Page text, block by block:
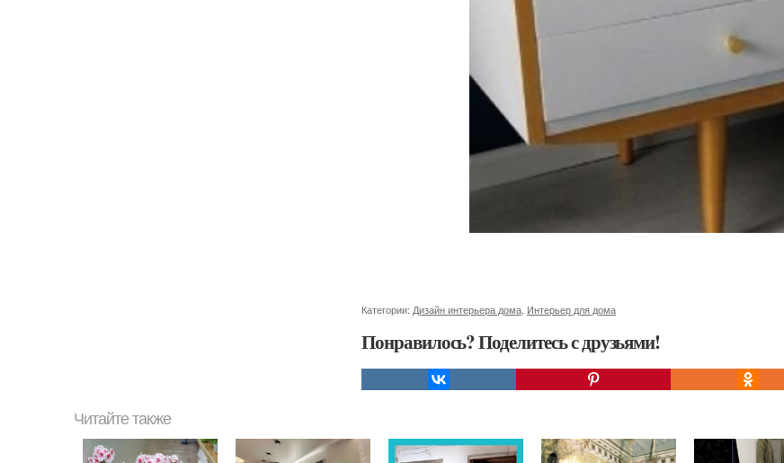
Категории: Дизайн интерьера дома, Интерьер для дома
Понравилось? Поделитесь с друзьями!
Читайте также